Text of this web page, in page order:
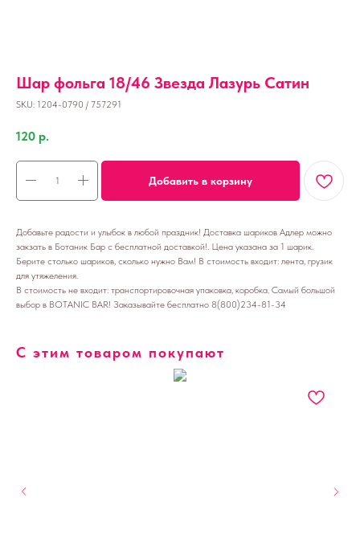
Шар фольга 18/46 Звезда Лазурь Сатин
SKU: 1204-0790 / 757291
120 р.
Добавить в корзину
Добавьте радости и улыбок в любой праздник! Доставка шариков Адлер можно
закзать в Ботаник Бар с бесплатной доставкой!. Цена указана за 1 шарик.
Берите столько шариков, сколько нужно Вам! В стоимость входит: лента, грузик
для утяжеления.
В стоимость не входит: транспортировочная упаковка, коробка. Самый большой
выбор в BOTANIC BAR! Заказывайте бесплатно 8(800)234-81-34
С этим товаром покупают